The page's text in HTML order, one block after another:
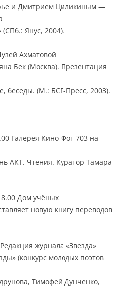
и Дмитрием Циликиным —
(СПб.: Янус, 2004).
Ахматовой
Бек (Москва). Презентация
беседы. (М.: БСГ-Пресс, 2003).
Галерея Кино-Фот 703 на
АКТ. Чтения. Куратор Тамара
Дом учёных
новую книгу переводов
журнала «Звезда»
(конкурс молодых поэтов
Тимофей Дунченко,